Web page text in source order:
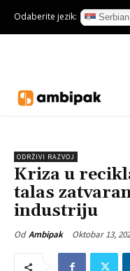
Odaberite jezik: Serbian
ODRŽIVI RAZVOJ
Kriza u
talas
industriju
Od Ambipak Oktobar 13,